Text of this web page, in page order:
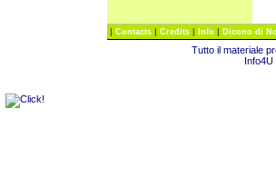
| Contacts | Credits | Info | Dicono di
Tutto il materiale
Info4U